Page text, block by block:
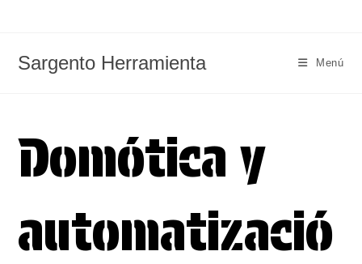
Sargento Herramienta Menú
Domótica y
automatizació